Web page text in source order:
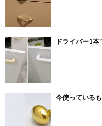
ドライバー1
今使っている